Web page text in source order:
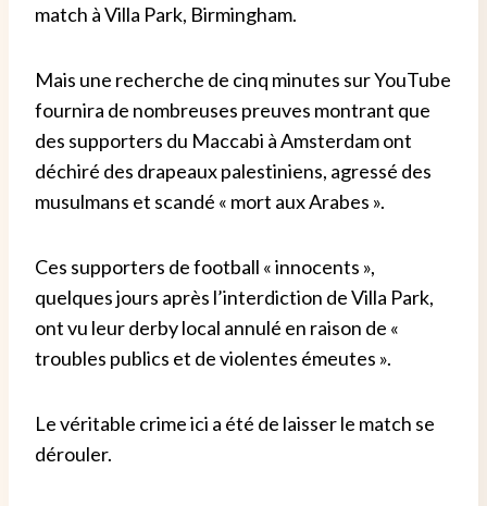
match à Villa Park, Birmingham.
Mais une recherche de cinq minutes sur YouTube
fournira de nombreuses preuves montrant que
des supporters du Maccabi à Amsterdam ont
déchiré des drapeaux palestiniens, agressé des
musulmans et scandé « mort aux Arabes ».
Ces supporters de football « innocents »,
quelques jours après l’interdiction de Villa Park,
ont vu leur derby local annulé en raison de «
troubles publics et de violentes émeutes ».
Le véritable crime ici a été de laisser le match se
dérouler.